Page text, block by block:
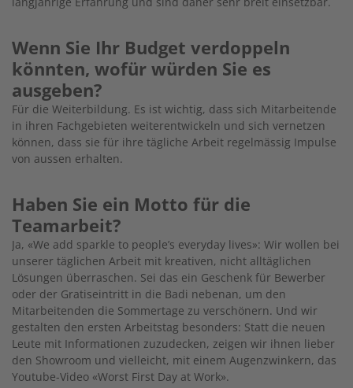
Wenn Sie Ihr Budget verdoppeln
könnten, wofür würden Sie es
ausgeben?
Für die Weiterbildung. Es ist wichtig, dass sich Mitarbeitende
in ihren Fachgebieten weiterentwickeln und sich vernetzen
können, dass sie für ihre tägliche Arbeit regelmässig Impulse
von aussen erhalten.
Haben Sie ein Motto für die
Teamarbeit?
Ja, «We add sparkle to people’s everyday lives»: Wir wollen bei
unserer täglichen Arbeit mit kreativen, nicht alltäglichen
Lösungen überraschen. Sei das ein Geschenk für Bewerber
oder der Gratiseintritt in die Badi nebenan, um den
Mitarbeitenden die Sommertage zu verschönern. Und wir
gestalten den ersten Arbeitstag besonders: Statt die neuen
Leute mit Informationen zuzudecken, zeigen wir ihnen lieber
den Showroom und vielleicht, mit einem Augenzwinkern, das
Youtube-Video «Worst First Day at Work».